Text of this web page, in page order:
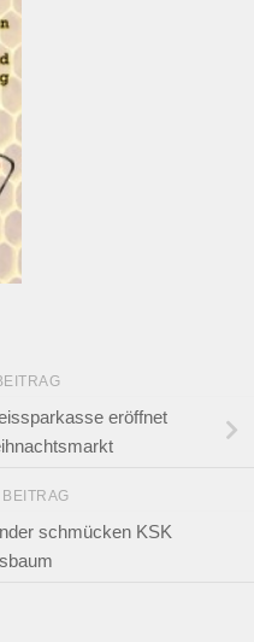
eröffnet
schmücken KSK